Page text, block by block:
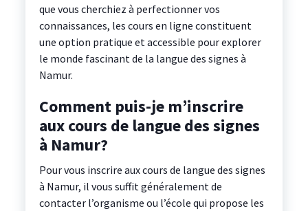
que vous cherchiez à perfectionner vos
connaissances, les cours en ligne constituent
une option pratique et accessible pour explorer
le monde fascinant de la langue des signes à
Namur.
Comment puis-je m’inscrire
aux cours de langue des signes
à Namur?
Pour vous inscrire aux cours de langue des signes
à Namur, il vous suffit généralement de
contacter l’organisme ou l’école qui propose les